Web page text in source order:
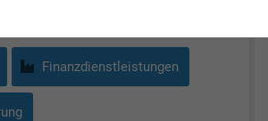
Finanzdienstleistungen